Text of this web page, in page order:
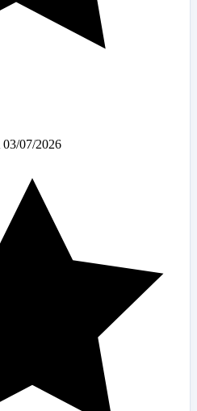
03/07/2026